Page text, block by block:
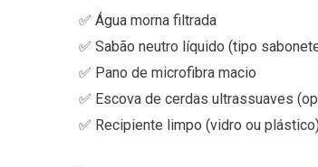
✅ Água morna filtrada
✅ Sabão neutro líquido (tipo
✅ Pano de microfibra macio
✅ Escova de cerdas ultrassuaves
✅ Recipiente limpo (vidro ou